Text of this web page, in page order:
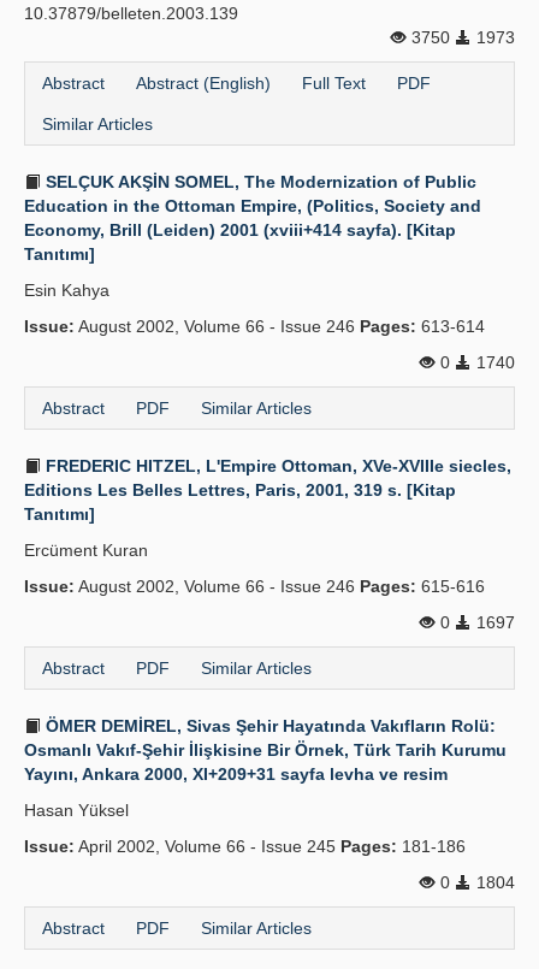
10.37879/belleten.2003.139
3750
1973
Abstract Abstract (English) Full Text PDF
Similar Articles
SELÇUK AKŞİN SOMEL, The Modernization of Public
Education in the Ottoman Empire, (Politics, Society and
Economy, Brill (Leiden) 2001 (xviii+414 sayfa). [Kitap
Tanıtımı]
Esin Kahya
Issue: August 2002, Volume 66 - Issue 246 Pages: 613-614
0
1740
Abstract PDF Similar Articles
FREDERIC HITZEL, L'Empire Ottoman, XVe-XVIIIe siecles,
Editions Les Belles Lettres, Paris, 2001, 319 s. [Kitap
Tanıtımı]
Ercüment Kuran
Issue: August 2002, Volume 66 - Issue 246 Pages: 615-616
0
1697
Abstract PDF Similar Articles
ÖMER DEMİREL, Sivas Şehir Hayatında Vakıfların Rolü:
Osmanlı Vakıf-Şehir İlişkisine Bir Örnek, Türk Tarih Kurumu
Yayını, Ankara 2000, XI+209+31 sayfa levha ve resim
Hasan Yüksel
Issue: April 2002, Volume 66 - Issue 245 Pages: 181-186
0
1804
Abstract PDF Similar Articles